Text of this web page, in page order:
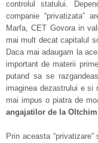
controlul statului.
companie “privatizata”
Marfa, CET Govora in
mai mult decat capitalul
Daca mai adaugam la
important de materii
putand sa se
imaginea dezastrului e
mai impus o piatra de
angajatilor de la
Prin aceasta